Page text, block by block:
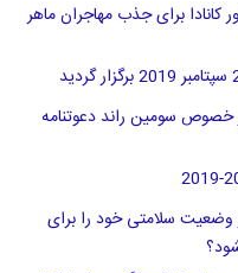
کانادا برای جذب مهاجران ماهر
خصوص سومین راند دعوتنامه
وضعیت سلامتی خود را برای